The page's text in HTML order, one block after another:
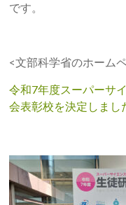
です。
<文部科学省のホーム
令和7年度スーパーサ
会表彰校を決定しまし